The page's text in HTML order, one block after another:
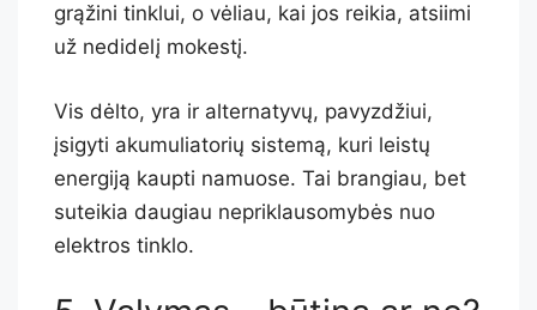
grąžini tinklui, o vėliau, kai jos reikia, atsiimi
už nedidelį mokestį.
Vis dėlto, yra ir alternatyvų, pavyzdžiui,
įsigyti akumuliatorių sistemą, kuri leistų
energiją kaupti namuose. Tai brangiau, bet
suteikia daugiau nepriklausomybės nuo
elektros tinklo.